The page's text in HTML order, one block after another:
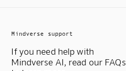
Mindverse support
If you need help with
Mindverse AI, read our FAQs